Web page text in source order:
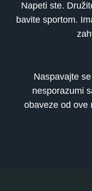
Napeti ste.
bavite sportom.
Naspavajte
nesporazumi
obaveze od ove